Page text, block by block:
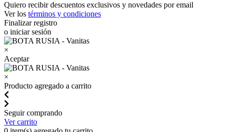
Quiero recibir descuentos exclusivos y novedades por email
Ver los términos y condiciones
Finalizar registro
o iniciar sesión
×
Aceptar
×
Producto agregado a carrito
Seguir comprando
Ver carrito